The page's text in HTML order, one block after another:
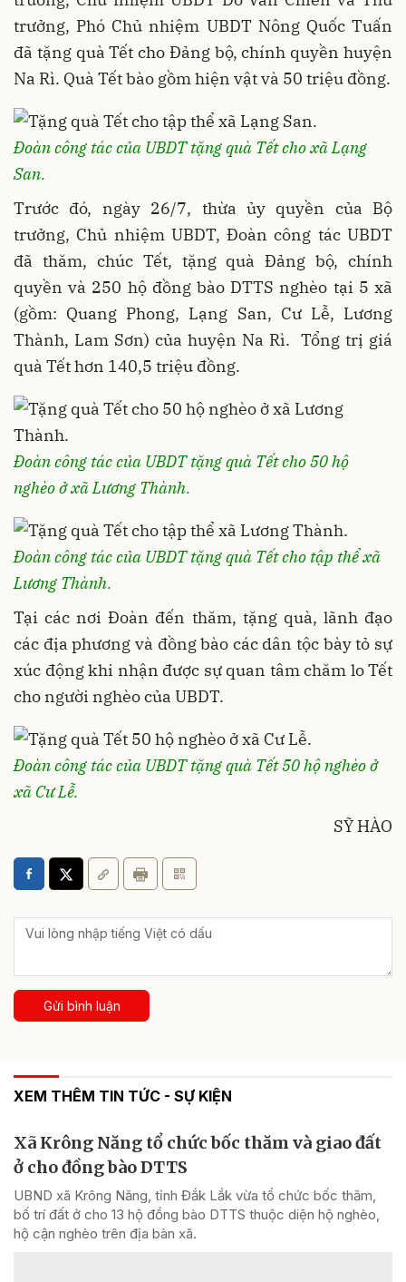
trưởng, Phó Chủ nhiệm UBDT Nông Quốc Tuấn
đã tặng quà Tết cho Đảng bộ, chính quyền huyện
Na Rì. Quà Tết bào gồm hiện vật và 50 triệu đồng.
Đoàn công tác của UBDT tặng quà Tết cho xã Lạng
San.
Trước đó, ngày 26/7, thừa ủy quyền của Bộ
trưởng, Chủ nhiệm UBDT, Đoàn công tác UBDT
đã thăm, chúc Tết, tặng quà Đảng bộ, chính
quyền và 250 hộ đồng bào DTTS nghèo tại 5 xã
(gồm: Quang Phong, Lạng San, Cư Lễ, Lương
Thành, Lam Sơn) của huyện Na Rì. Tổng trị giá
quà Tết hơn 140,5 triệu đồng.
Đoàn công tác của UBDT tặng quà Tết cho 50 hộ
nghèo ở xã Lương Thành.
Đoàn công tác của UBDT tặng quà Tết cho tập thể xã
Lương Thành.
Tại các nơi Đoàn đến thăm, tặng quà, lãnh đạo
các địa phương và đồng bào các dân tộc bày tỏ sự
xúc động khi nhận được sự quan tâm chăm lo Tết
cho người nghèo của UBDT.
Đoàn công tác của UBDT tặng quà Tết 50 hộ nghèo ở
xã Cư Lễ.
SỸ HÀO
Gửi bình luận
XEM THÊM TIN TỨC - SỰ KIỆN
Xã Krông Năng tổ chức bốc thăm và giao đất
ở cho đồng bào DTTS
UBND xã Krông Năng, tỉnh Đắk Lắk vừa tổ chức bốc thăm,
bố trí đất ở cho 13 hộ đồng bào DTTS thuộc diện hộ nghèo,
hộ cận nghèo trên địa bàn xã.